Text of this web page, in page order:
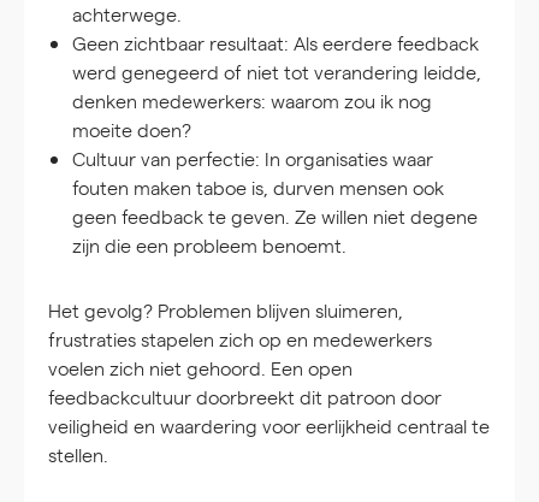
achterwege.
Geen zichtbaar resultaat: Als eerdere feedback
werd genegeerd of niet tot verandering leidde,
denken medewerkers: waarom zou ik nog
moeite doen?
Cultuur van perfectie: In organisaties waar
fouten maken taboe is, durven mensen ook
geen feedback te geven. Ze willen niet degene
zijn die een probleem benoemt.
Het gevolg? Problemen blijven sluimeren,
frustraties stapelen zich op en medewerkers
voelen zich niet gehoord. Een open
feedbackcultuur doorbreekt dit patroon door
veiligheid en waardering voor eerlijkheid centraal te
stellen.